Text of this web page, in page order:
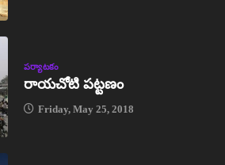
పర్యాటకం
రాయచోటి పట్టణం
Friday, May 25, 2018